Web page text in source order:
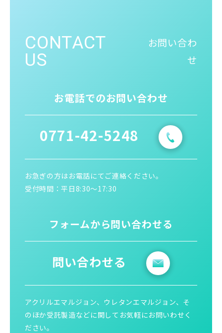
CONTACT
US
お問い合わ
せ
お電話でのお問い合わせ
0771-42-5248
お急ぎの方はお電話にてご連絡ください。
受付時間：平日8:30〜17:30
フォームから問い合わせる
問い合わせる
アクリルエマルジョン、ウレタンエマルジョン、そ
のほか受託製造などに関してお気軽にお問いわせく
ださい。